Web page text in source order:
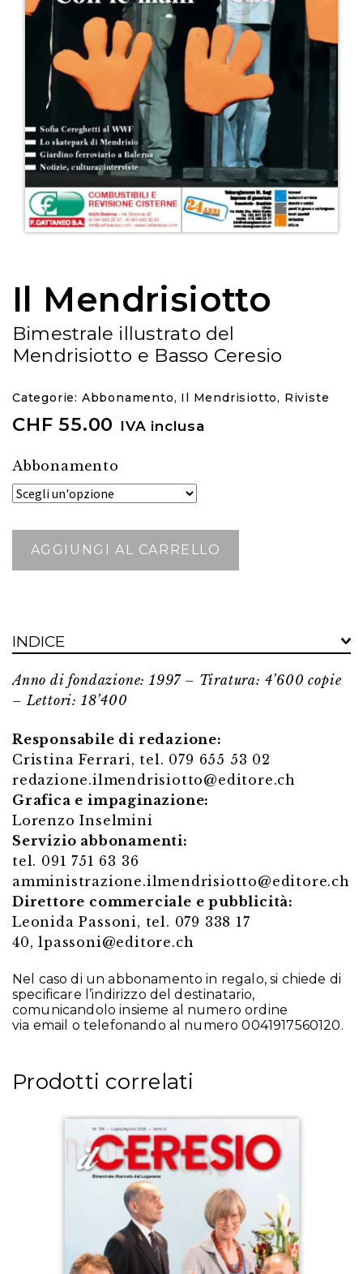
Il Mendrisiotto
Bimestrale illustrato del
Mendrisiotto e Basso Ceresio
Categorie: Abbonamento, Il Mendrisiotto, Riviste
CHF 55.00 IVA inclusa
Abbonamento
Mendrisiotto
AGGIUNGI AL CARRELLO
INDICE
Anno di fondazione: 1997 – Tiratura: 4’600 copie
– Lettori: 18’400
Responsabile di redazione:
Cristina Ferrari, tel. 079 655 53 02
redazione.ilmendrisiotto@editore.ch
Grafica e impaginazione:
Lorenzo Inselmini
Servizio abbonamenti:
tel. 091 751 63 36
amministrazione.ilmendrisiotto@editore.ch
Direttore commerciale e pubblicità:
Leonida Passoni, tel. 079 338 17
40,lpassoni@editore.ch
Nel caso di un abbonamento in regalo, si chiede di
specificare l’indirizzo del destinatario,
comunicandolo insieme al numero ordine
via email o telefonando al numero0041917560120.
Prodotti correlati